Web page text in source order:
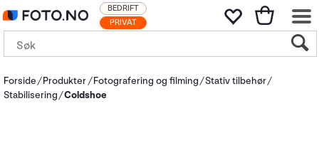
PRIVAT
BEDRIFT
Forside Produkter Fotografering og filming Stativ tilbehør
Stabilisering
Coldshoe